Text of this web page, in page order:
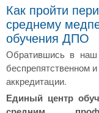
Как пройти
среднему
обучения ДПО
Обратившись в
беспрепятственном
аккредитации.
Единый центр